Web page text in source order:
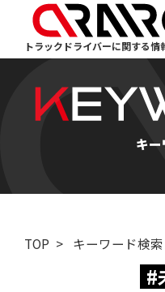
トラックドライバーに関する情
キ
TOP > キーワード検索
#